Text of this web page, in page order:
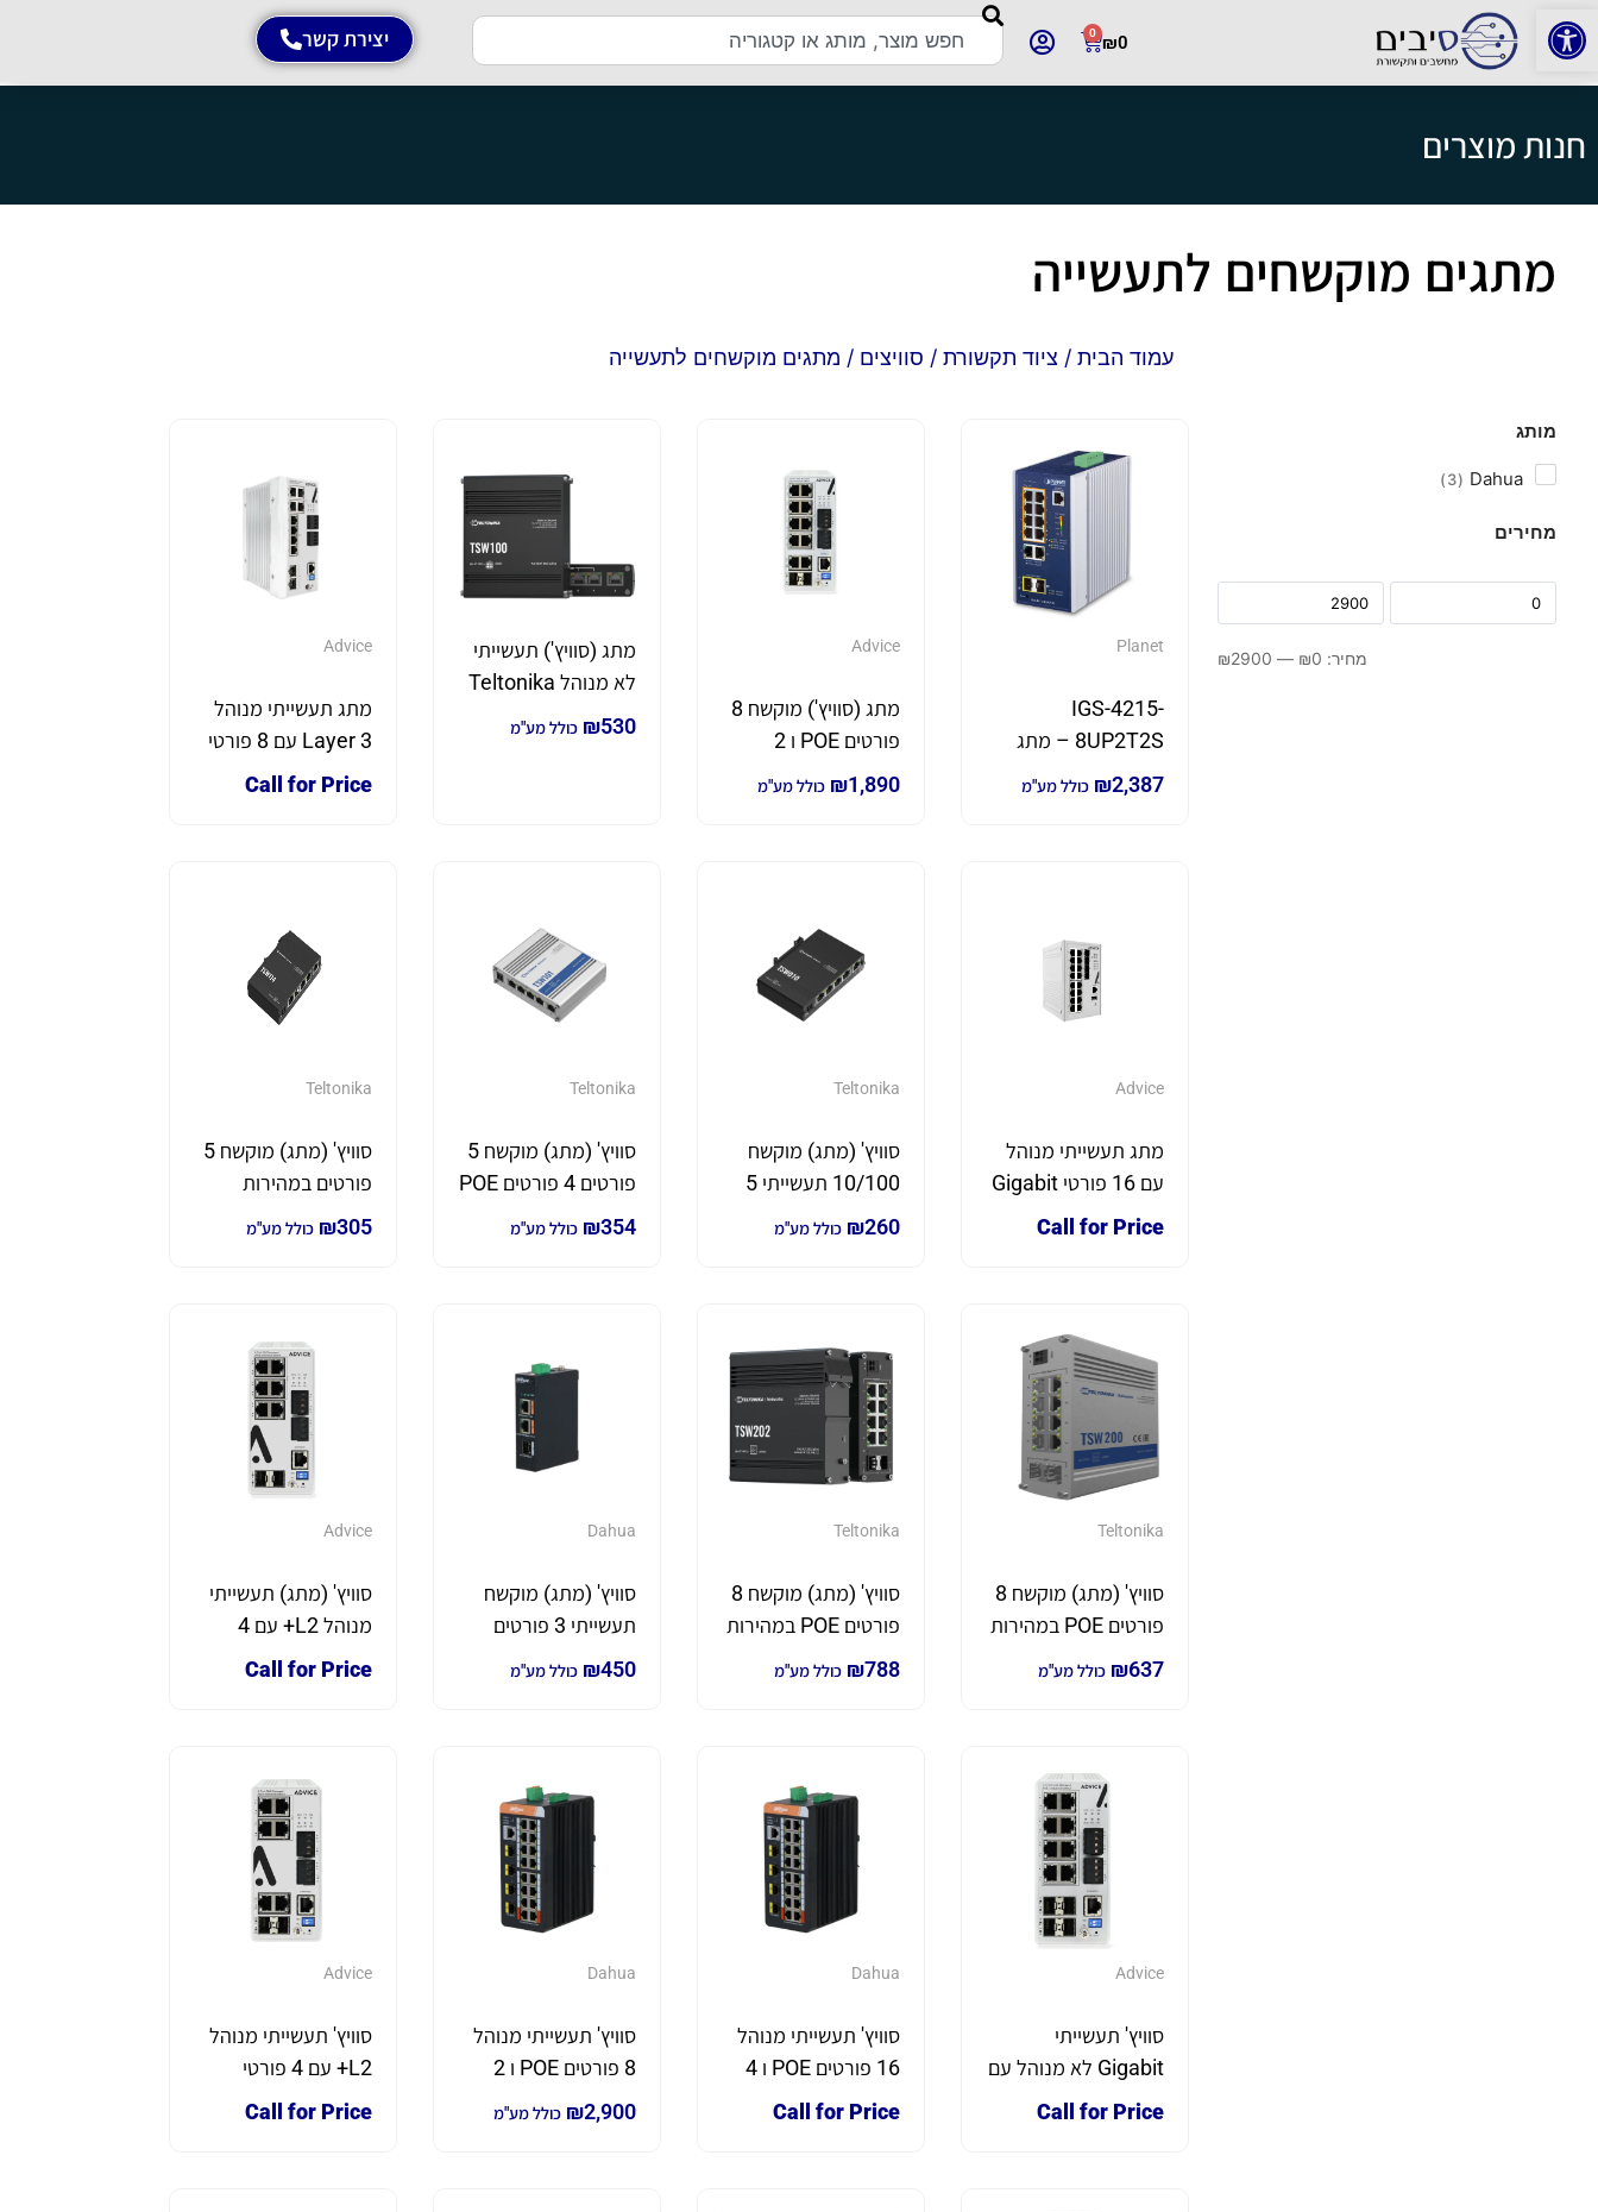
פתח סרגל נגישות ₪0
0 יצירת קשר
חנות מוצרים
מתגים מוקשחים לתעשייה
עמוד הבית / ציוד תקשורת / סוויצים / מתגים מוקשחים לתעשייה
Planet
IGS-4215-
8UP2T2S – מתג
₪2,387 כולל מע"מ
Advice
מתג (סוויץ') מוקשח 8
פורטים POE ו 2
₪1,890 כולל מע"מ
מתג (סוויץ') תעשייתי
לא מנוהל Teltonika
TSW100
₪530 כולל מע"מ
Advice
מתג תעשייתי מנוהל
Layer 3 עם 8 פורטי
Gigabit PoE++
Call for Price
Advice
מתג תעשייתי מנוהל
עם 16 פורטי Gigabit
Call for Price
Teltonika
סוויץ' (מתג) מוקשח
10/100 תעשייתי 5
פורטים Teltonika
₪260 כולל מע"מ
Teltonika
סוויץ' (מתג) מוקשח 5
פורטים 4 פורטים POE
₪354 כולל מע"מ
Teltonika
סוויץ' (מתג) מוקשח 5
פורטים במהירות
Gigabit
₪305 כולל מע"מ
Teltonika
סוויץ' (מתג) מוקשח 8
פורטים POE במהירות
₪637 כולל מע"מ
Teltonika
סוויץ' (מתג) מוקשח 8
פורטים POE במהירות
₪788 כולל מע"מ
Dahua
סוויץ' (מתג) מוקשח
תעשייתי 3 פורטים
POE כולל פורט SFP ₪450 כולל מע"מ
Advice
סוויץ' (מתג) תעשייתי
מנוהל L2+ עם 4
פורטי UPoE, 2 פורטיCall for Price
Advice
סוויץ' תעשייתי
Gigabit לא מנוהל עם
Call for Price
Dahua
סוויץ' תעשייתי מנוהל
16 פורטים POE ו 4
פורטים SFP תומך
Call for Price
Dahua
סוויץ' תעשייתי מנוהל
8 פורטים POE ו 2
₪2,900 כולל מע"מ
Advice
סוויץ' תעשייתי מנוהל
L2+ עם 4 פורטי
PoE+ ו-2 פורטי
Call for Price
מותג
Dahua
3
מחירים
מחיר: ₪0
—
₪2900